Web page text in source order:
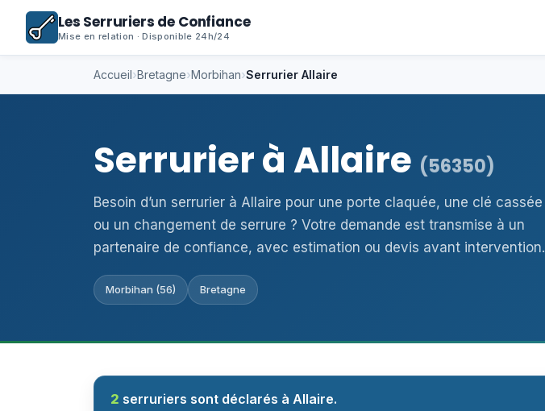
Les Serruriers de Confiance
Mise en relation · Disponible 24h/24
Accueil›Bretagne›Morbihan›Serrurier Allaire
Serrurier à Allaire (56350)
Besoin d’un serrurier à Allaire pour une porte claquée, une clé cassée
ou un changement de serrure ? Votre demande est transmise à un
partenaire de confiance, avec estimation ou devis avant intervention.
Morbihan (56) Bretagne
2 serruriers sont déclarés à Allaire.